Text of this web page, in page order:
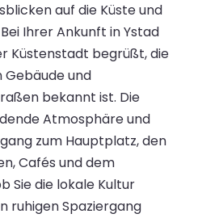
auf die Küste und
Ihrer Ankunft in Ystad
Küstenstadt begrüßt, die
Gebäude und
bekannt ist. Die
Atmosphäre und
zum Hauptplatz, den
Cafés und dem
Sie die lokale Kultur
ruhigen Spaziergang